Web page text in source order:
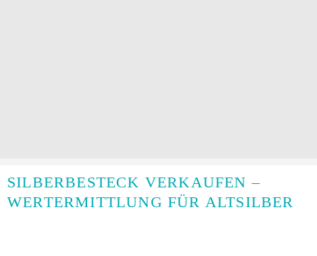
SILBERBESTECK VERKAUFEN –
WERTERMITTLUNG FÜR ALTSILBER